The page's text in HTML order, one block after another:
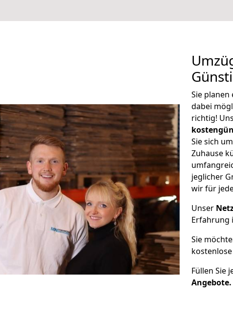
Sie
dabei
richtig!
Sie sich
Zuhause
jeglicher
wir für
Unser
Erfahrung
Sie
Füllen Sie
Angebote.